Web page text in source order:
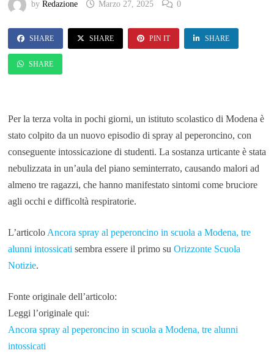
by Redazione Marzo 27, 2025 0
SHARE SHARE PIN IT SHARE
SHARE
Per la terza volta in pochi giorni, un istituto scolastico di Modena è
stato colpito da un nuovo episodio di spray al peperoncino, con
conseguente intossicazione di studenti. La sostanza urticante è stata
nebulizzata in un’aula del piano seminterrato, causando malori ad
almeno tre ragazzi, che hanno manifestato sintomi come bruciore
agli occhi e difficoltà respiratorie.
L’articolo Ancora spray al peperoncino in scuola a Modena, tre
alunni intossicati sembra essere il primo su Orizzonte Scuola
Notizie.
Fonte originale dell’articolo:
Leggi l’originale qui:
Ancora spray al peperoncino in scuola a Modena, tre alunni
intossicati